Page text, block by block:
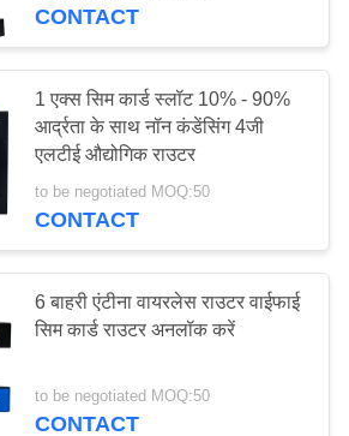
CONTACT
1 एक्स सिम कार्ड स्लॉट 10% - 90%
आर्द्रता के साथ नॉन कंडेंसिंग 4जी
एलटीई औद्योगिक राउटर
to be negotiated MOQ:50
CONTACT
6 बाहरी एंटीना वायरलेस राउटर वाईफाई
सिम कार्ड राउटर अनलॉक करें
to be negotiated MOQ:50
CONTACT